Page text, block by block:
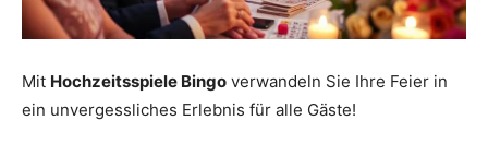
Mit Hochzeitsspiele Bingo verwandeln Sie Ihre Feier in
ein unvergessliches Erlebnis für alle Gäste!